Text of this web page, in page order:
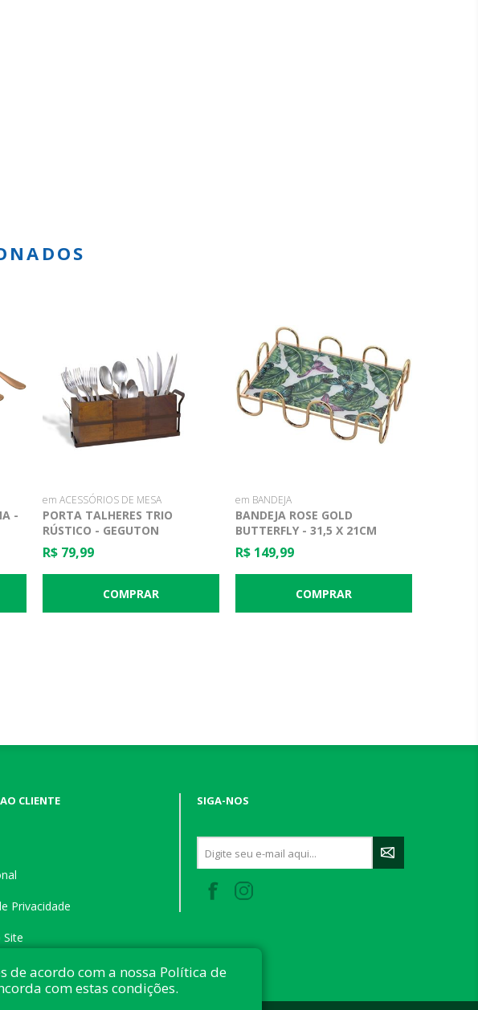
-
em ACESSÓRIOS DE MESA
PORTA TALHERES TRIO
RÚSTICO - GEGUTON
R$ 79,99
em BANDEJA
BANDEJA ROSE GOLD
BUTTERFLY - 31,5 X 21CM
R$ 149,99
CLIENTE
Privacidade
Site
SIGA-NOS
de acordo com a nossa Política de
com estas condições.